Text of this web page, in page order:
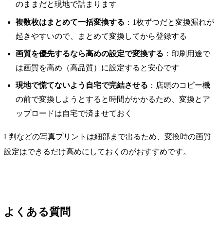
のままだと現地で詰まります
複数枚はまとめて一括変換する ：1枚ずつだと変換漏れが
起きやすいので、まとめて変換してから登録する
画質を優先するなら高めの設定で変換する ：印刷用途で
は画質を高め（高品質）に設定すると安心です
現地で慌てないよう自宅で完結させる ：店頭のコピー機
の前で変換しようとすると時間がかかるため、変換とア
ップロードは自宅で済ませておく
L判などの写真プリントは細部まで出るため、変換時の画質
設定はできるだけ高めにしておくのがおすすめです。
よくある質問